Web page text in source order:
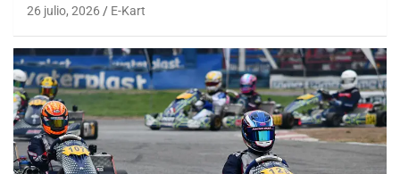
26 julio, 2026 E-Kart